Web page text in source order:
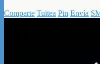
Comparte Tuitea Pin Envía